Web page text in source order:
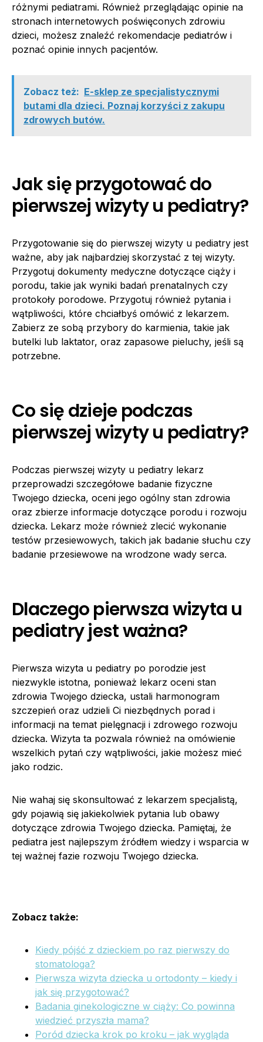
różnymi pediatrami. Również przeglądając opinie na
stronach internetowych poświęconych zdrowiu
dzieci, możesz znaleźć rekomendacje pediatrów i
poznać opinie innych pacjentów.
Zobacz też: E-sklep ze specjalistycznymi
butami dla dzieci. Poznaj korzyści z zakupu
zdrowych butów.
Jak się przygotować do
pierwszej wizyty u pediatry?
Przygotowanie się do pierwszej wizyty u pediatry jest
ważne, aby jak najbardziej skorzystać z tej wizyty.
Przygotuj dokumenty medyczne dotyczące ciąży i
porodu, takie jak wyniki badań prenatalnych czy
protokoły porodowe. Przygotuj również pytania i
wątpliwości, które chciałbyś omówić z lekarzem.
Zabierz ze sobą przybory do karmienia, takie jak
butelki lub laktator, oraz zapasowe pieluchy, jeśli są
potrzebne.
Co się dzieje podczas
pierwszej wizyty u pediatry?
Podczas pierwszej wizyty u pediatry lekarz
przeprowadzi szczegółowe badanie fizyczne
Twojego dziecka, oceni jego ogólny stan zdrowia
oraz zbierze informacje dotyczące porodu i rozwoju
dziecka. Lekarz może również zlecić wykonanie
testów przesiewowych, takich jak badanie słuchu czy
badanie przesiewowe na wrodzone wady serca.
Dlaczego pierwsza wizyta u
pediatry jest ważna?
Pierwsza wizyta u pediatry po porodzie jest
niezwykle istotna, ponieważ lekarz oceni stan
zdrowia Twojego dziecka, ustali harmonogram
szczepień oraz udzieli Ci niezbędnych porad i
informacji na temat pielęgnacji i zdrowego rozwoju
dziecka. Wizyta ta pozwala również na omówienie
wszelkich pytań czy wątpliwości, jakie możesz mieć
jako rodzic.
Nie wahaj się skonsultować z lekarzem specjalistą,
gdy pojawią się jakiekolwiek pytania lub obawy
dotyczące zdrowia Twojego dziecka. Pamiętaj, że
pediatra jest najlepszym źródłem wiedzy i wsparcia w
tej ważnej fazie rozwoju Twojego dziecka.
Zobacz także:
Kiedy pójść z dzieckiem po raz pierwszy do
stomatologa?
Pierwsza wizyta dziecka u ortodonty – kiedy i
jak się przygotować?
Badania ginekologiczne w ciąży: Co powinna
wiedzieć przyszła mama?
Poród dziecka krok po kroku – jak wygląda